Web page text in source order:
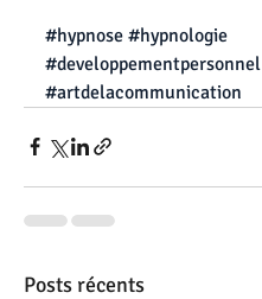
#hypnose #hypnologie
#developpementpersonnel
#artdelacommunication
Posts récents